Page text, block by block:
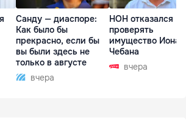
Санду — диаспоре:
Как было бы
прекрасно, если бы
вы были здесь не
только в августе
вчера
НОН отказался
проверять
имущество Иона
Чебана
вчера